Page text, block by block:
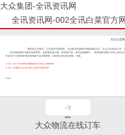
大众集团-全讯资讯网
全讯资讯网-002全讯白菜官方
大众公交
继完成公交客车、公交客车空调系统、公交客车轮胎集中招标采购之后，大众公交本着“公平、
本次招标项目为客车油漆系列，包括客车进口漆、客车国产漆、客车油漆辅料），具体招标采购工作由上海大众
年10月27 日前投标和提供投标产品详细资料；2003年10月30日评标、开标。
上一篇：大众二汽56路车队开展敬老活动 九旬老人乐游朱家角
下一篇：中共浦东大众公交公司第二次代表大会胜利召开
分享到：
96811
大众物流在线订车